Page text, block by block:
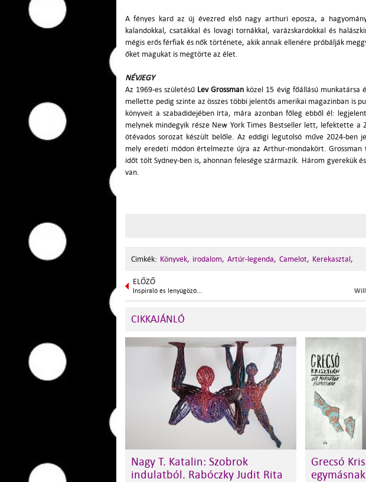
A fényes kard az új évezred első nagy arthuri eposza, a
kalandokkal, csatákkal és lovagi tornákkal, varázskardokkal és
mégis erős férfiak és nők története, akik annak ellenére próbálják
őket magukat is megtörte az élet.
NÉVJEGY
Az 1969-es születésű Lev Grossman közel 15 évig főállású munkatársa
mellette pedig szinte az összes többi jelentős amerikai magazinban is
könyveit a szabadidejében írta, mára azonban főleg ebből él:
melynek mindegyik része New York Times Bestseller lett, lefektette a
ötévados sorozat készült belőle. Az eddigi legutolsó műve 2024-ben
mely eredeti módon értelmezte újra az Arthur-mondakört. Grossman
időt tölt Sydney-ben is, ahonnan felesége származik. Három gyerekük
van.
Cimkék: Könyvek, irodalom, Artúr-legenda, Camelot, Kerekasztal,
ELŐZŐ
Inspiráló és lenyűgöző...
CIKKAJÁNLÓ
Nagy T. Katalin: Szobrok
indulatból. Rabóczky Judit Rita
Grecsó
egymásnak